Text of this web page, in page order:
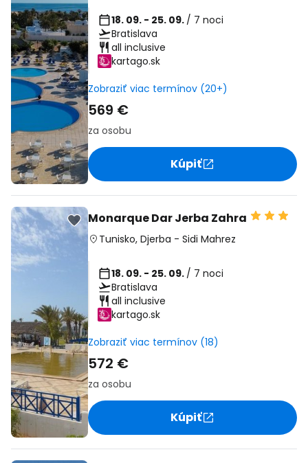
18. 09. - 25. 09. / 7 noci
Bratislava
all inclusive
kartago.sk
Zobraziť viac termínov (20+)
569 €
za osobu
Kúpiť
Monarque Dar Jerba Zahra
Tunisko, Djerba - Sidi Mahrez
18. 09. - 25. 09. / 7 noci
Bratislava
all inclusive
kartago.sk
Zobraziť viac termínov (18)
572 €
za osobu
Kúpiť